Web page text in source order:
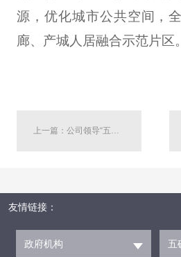
源，优化城市公共空间，
廊、产城人居融合示范片区。
友情链接：
政府机构 五